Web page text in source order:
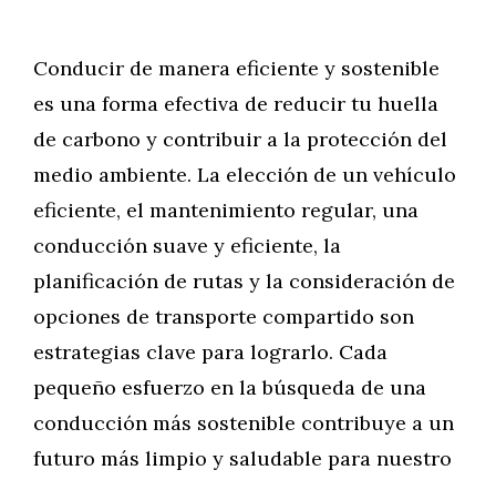
Conducir de manera eficiente y sostenible
es una forma efectiva de reducir tu huella
de carbono y contribuir a la protección del
medio ambiente. La elección de un vehículo
eficiente, el mantenimiento regular, una
conducción suave y eficiente, la
planificación de rutas y la consideración de
opciones de transporte compartido son
estrategias clave para lograrlo. Cada
pequeño esfuerzo en la búsqueda de una
conducción más sostenible contribuye a un
futuro más limpio y saludable para nuestro